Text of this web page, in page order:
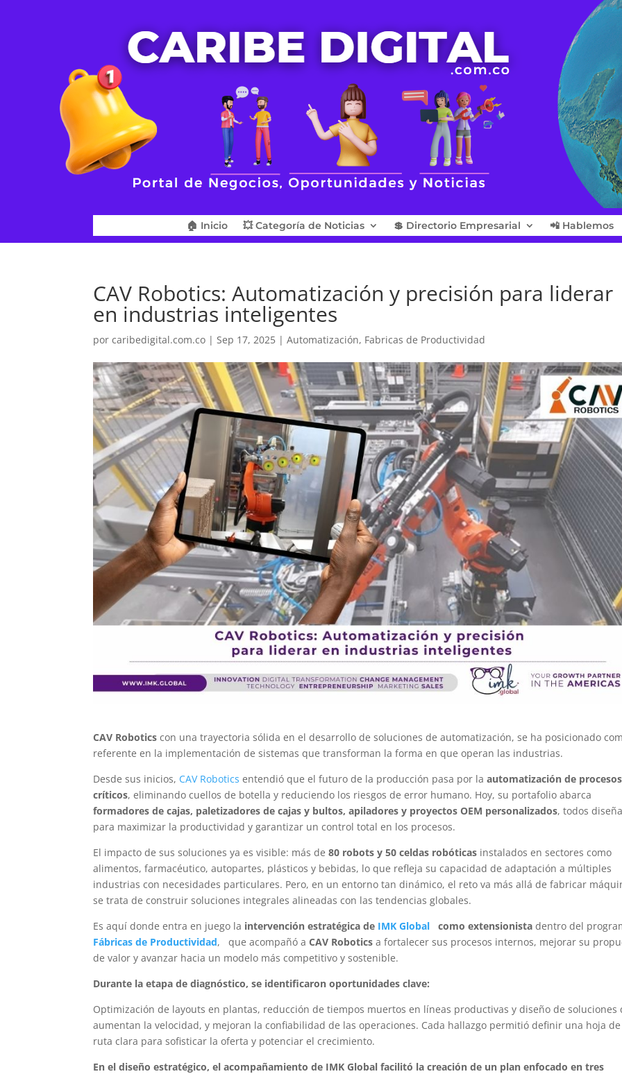
🏠 Inicio 💥 Categoría de Noticias 💲 Directorio Empresarial 📲 Hablemos
CAV Robotics: Automatización y precisión para liderar
en industrias inteligentes
porcaribedigital.com.co |Sep 17, 2025 |Automatización, Fabricas de Productividad
CAV Robotics con una trayectoria sólida en el desarrollo de soluciones de automatización, se ha posicionado
referente en la implementación de sistemas que transforman la forma en que operan las industrias.
Desde sus inicios, CAV Robotics entendió que el futuro de la producción pasa por laautomatización de procesos
críticos, eliminando cuellos de botella y reduciendo los riesgos de error humano. Hoy, su portafolio abarca
formadores de cajas, paletizadores de cajas y bultos, apiladores y proyectos OEM personalizados, todos
para maximizar la productividad y garantizar un control total en los procesos.
El impacto de sus soluciones ya es visible: más de80 robots y 50 celdas robóticas instalados en sectores como
alimentos, farmacéutico, autopartes, plásticos y bebidas, lo que refleja su capacidad de adaptación a múltiples
industrias con necesidades particulares. Pero, en un entorno tan dinámico, el reto va más allá de fabricar
se trata de construir soluciones integrales alineadas con las tendencias globales.
Es aquí donde entra en juego la intervención estratégica de IMK Global como extensionista dentro del
Fábricas de Productividad, que acompañó aCAV Robotics a fortalecer sus procesos internos, mejorar su
de valor y avanzar hacia un modelo más competitivo y sostenible.
Durante la etapa de diagnóstico, se identificaron oportunidades clave:
Optimización de layouts en plantas, reducción de tiempos muertos en líneas productivas y diseño de soluciones
aumentan la velocidad, y mejoran la confiabilidad de las operaciones. Cada hallazgo permitió definir una hoja de
ruta clara para sofisticar la oferta y potenciar el crecimiento.
En el diseño estratégico, el acompañamiento de IMK Global facilitó la creación de un plan enfocado en tres